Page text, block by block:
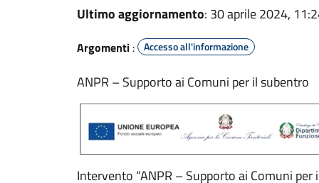
Ultimo aggiornamento: 30 aprile 2024,
Argomenti : Accesso all'informazione
ANPR – Supporto ai Comuni per il subentro
Intervento “ANPR – Supporto ai Comuni